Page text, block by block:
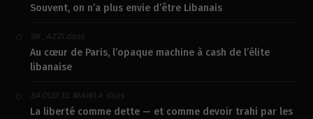
Souvent, on n’a plus envie d’être Libanais
SK_AZZIdans
Au cœur de Paris, l’opaque machine à cash de l’élite
libanaise
SAOUD EL MAWLA dans
La liberté comme dette — et comme devoir trahi par les